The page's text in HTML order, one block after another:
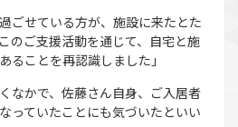
ごせている方が、施設に来たとた
のご支援活動を通じて、自宅と施
ることを再認識しました」
なかで、佐藤さん自身、ご入居者
っていたことにも気づいたといい